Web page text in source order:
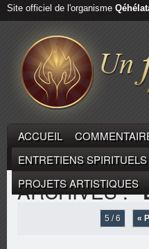
Site officiel de l'organisme
ACCUEIL
ENTRETIENS SPIRITUELS
PROJETS ARTISTIQUES
ARCHIVES :
5 / 6 «